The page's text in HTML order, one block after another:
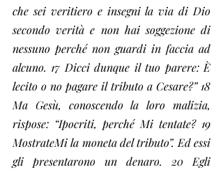
che sei veritiero e insegni la via di Dio
secondo verità e non hai soggezione di
nessuno perché non guardi in faccia ad
alcuno. 17 Dicci dunque il tuo parere: È
lecito o no pagare il tributo a Cesare?” 18
Ma Gesù, conoscendo la loro malizia,
rispose: “Ipocriti, perché Mi tentate? 19
MostrateMi la moneta del tributo”. Ed essi
gli presentarono un denaro. 20 Egli